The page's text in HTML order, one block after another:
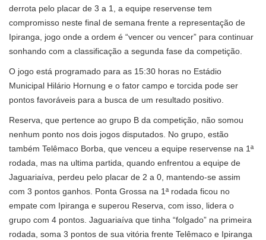
derrota pelo placar de 3 a 1, a equipe reservense tem
compromisso neste final de semana frente a representação de
Ipiranga, jogo onde a ordem é “vencer ou vencer” para continuar
sonhando com a classificação a segunda fase da competição.
O jogo está programado para as 15:30 horas no Estádio
Municipal Hilário Hornung e o fator campo e torcida pode ser
pontos favoráveis para a busca de um resultado positivo.
Reserva, que pertence ao grupo B da competição, não somou
nenhum ponto nos dois jogos disputados. No grupo, estão
também Telêmaco Borba, que venceu a equipe reservense na 1ª
rodada, mas na ultima partida, quando enfrentou a equipe de
Jaguariaíva, perdeu pelo placar de 2 a 0, mantendo-se assim
com 3 pontos ganhos. Ponta Grossa na 1ª rodada ficou no
empate com Ipiranga e superou Reserva, com isso, lidera o
grupo com 4 pontos. Jaguariaíva que tinha “folgado” na primeira
rodada, soma 3 pontos de sua vitória frente Telêmaco e Ipiranga